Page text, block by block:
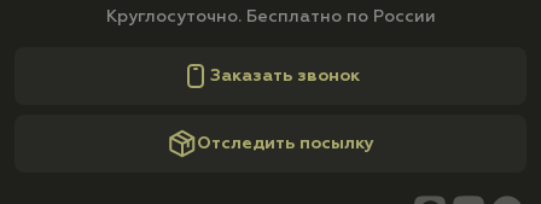
Круглосуточно. Бесплатно по России
Заказать звонок
Отследить посылку